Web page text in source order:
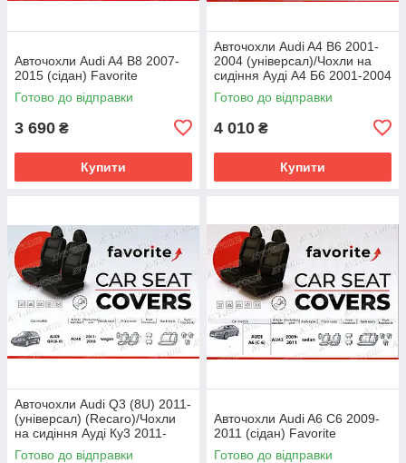
Авточохли Audi A4 B8 2007-
2015 (сідан) Favorite
Готово до відправки
3 690 ₴
Купити
Авточохли Audi A4 B6 2001-
2004 (універсал)/Чохли на
сидіння Ауді А4 Б6 2001-2004
(універсал) Favorite
Готово до відправки
4 010 ₴
Купити
Авточохли Audi Q3 (8U) 2011-
(універсал) (Recaro)/Чохли
на сидіння Ауді Ку3 2011-
(універсал) Favorite
Готово до відправки
Авточохли Audi A6 C6 2009-
2011 (сідан) Favorite
Готово до відправки